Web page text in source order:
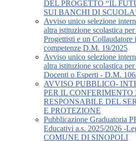
DEL PROGETTO “IL
SUI BANCHI DI
Avviso unico selezione
altra istituzione scolastica
Progettisti e un Collaudatore
competenze D.M. 19/2025
Avviso unico selezione
altra istituzione scolastica
Docenti o Esperti - D.M.
AVVISO PUBBLICO-
PER IL
RESPONSABILE DEL
E PROTEZIONE
Pubblicazione Graduatoria
Educativi a.s. 2025/2026 -
COMUNE DI SINOPOLI